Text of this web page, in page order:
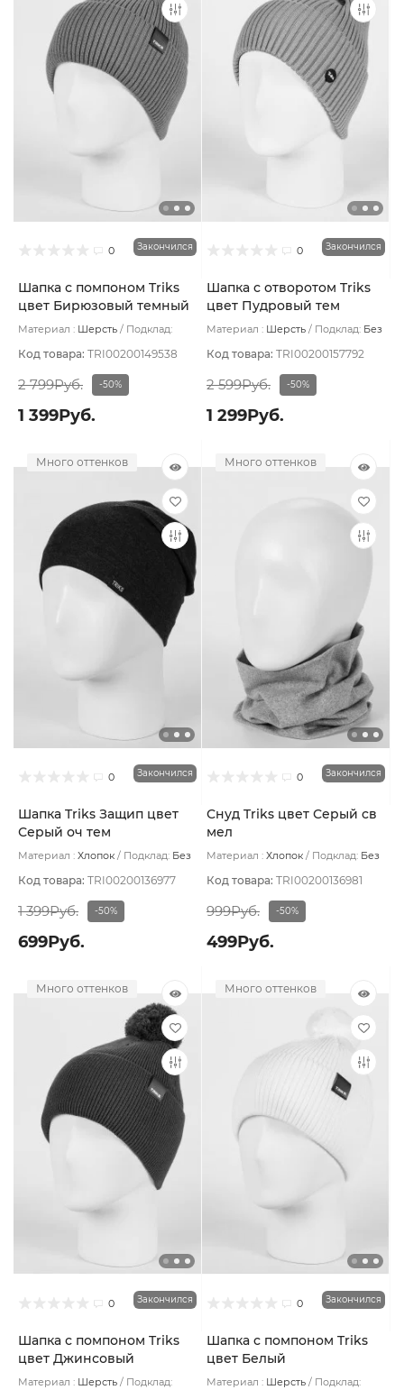
0 Закончился
Шапка с помпоном Triks
цвет Бирюзовый темный
Материал : Шерсть
Подклад:
Код товара: TRI00200149538
2 799Руб. -50%
1 399Руб.
0 Закончился
Шапка с отворотом Triks
цвет Пудровый тем
Материал : Шерсть Подклад: Без
Код товара: TRI00200157792
2 599Руб. -50%
1 299Руб.
Много оттенков
0 Закончился
Шапка Triks Защип цвет
Серый оч тем
Материал : Хлопок Подклад: Без
Код товара: TRI00200136977
1 399Руб. -50%
699Руб.
Много оттенков
0 Закончился
Снуд Triks цвет Серый св
мел
Материал : Хлопок Подклад: Без
Код товара: TRI00200136981
999Руб. -50%
499Руб.
Много оттенков
0 Закончился
Шапка с помпоном Triks
цвет Джинсовый
Материал : Шерсть
Подклад:
Много оттенков
0 Закончился
Шапка с помпоном Triks
цвет Белый
Материал : Шерсть
Подклад: